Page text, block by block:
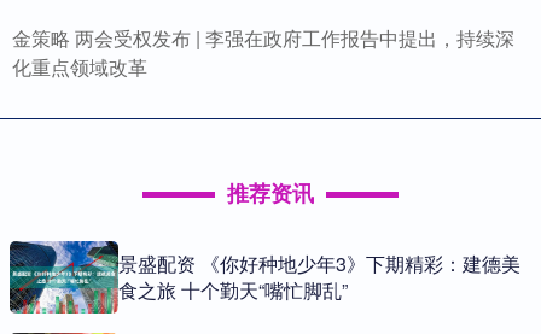
金策略 两会受权发布 | 李强在政府工作报告中提出，持续深
化重点领域改革
推荐资讯
景盛配资 《你好种地少年3》下期精彩：建德美
食之旅 十个勤天“嘴忙脚乱”